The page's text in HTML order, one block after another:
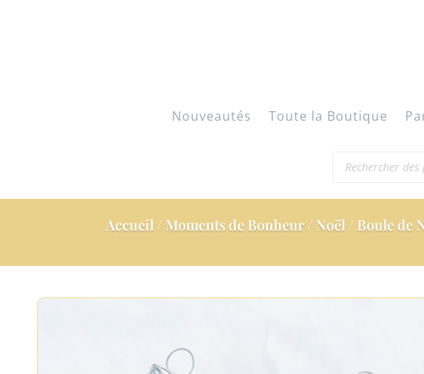
Nouveautés Toute la Boutique
de
Accueil / Moments de Bonheur / Noël / Boule de